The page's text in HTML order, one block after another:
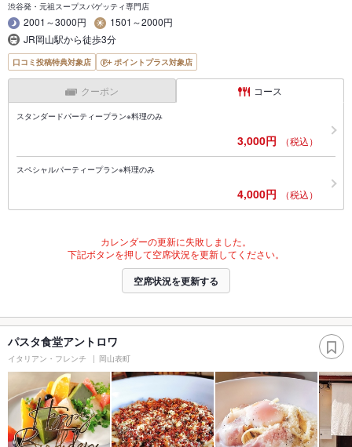
渋谷発・元祖スープスパゲッティ専門店
2001～3000円
1501～2000円
JR岡山駅から徒歩3分
口コミ投稿特典対象店 ポイントプラス対象店
クーポン コース
スタンダードパーティープラン※料理のみ
3,000円 （税込）
スペシャルパーティープラン※料理のみ
4,000円 （税込）
カレンダーの更新に失敗しました。
下記ボタンを押して空席状況を更新してください。
空席状況を更新する
パスタ食堂アントロワ
イタリアン・フレンチ 岡山表町